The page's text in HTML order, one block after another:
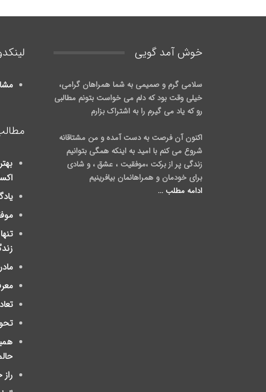
خوش آمد گويی
سلامی گرم و صمیمی به شما همراهان گرامی،
خیلی وقت بود که دلم می خواست بتونم مطالبی
رو که یاد می گیرم را به اشتراک بزارم
اکنون آن فرصت به دست آمده و من مشتاقانه
شروع می کنم با امید به اینکه همگی بتوانیم
زندگی پر از برکت ،موفقیت ، عشق ، و شادی
برای خودمان و همراهانمان بیافرینیم
ادامه مطلب ...